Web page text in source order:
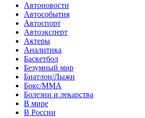
Автоновости
Автособытия
Автоспорт
Автоэксперт
Актеры
Аналитика
Баскетбол
Безумный мир
Биатлон/Лыжи
Бокс/MMA
Болезни и лекарства
В мире
В России